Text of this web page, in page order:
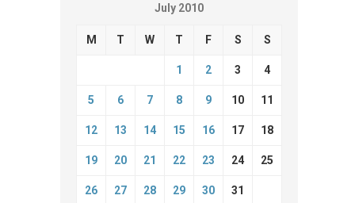
July 2010
M T W T F S S
1 2 3 4
5 6 7 8 9 10 11
12 13 14 15 16 17 18
19 20 21 22 23 24 25
26 27 28 29 30 31